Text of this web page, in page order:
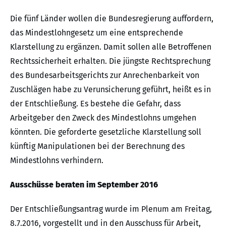
Die fünf Länder wollen die Bundesregierung auffordern,
das Mindestlohngesetz um eine entsprechende
Klarstellung zu ergänzen. Damit sollen alle Betroffenen
Rechtssicherheit erhalten. Die jüngste Rechtsprechung
des Bundesarbeitsgerichts zur Anrechenbarkeit von
Zuschlägen habe zu Verunsicherung geführt, heißt es in
der Entschließung. Es bestehe die Gefahr, dass
Arbeitgeber den Zweck des Mindestlohns umgehen
könnten. Die geforderte gesetzliche Klarstellung soll
künftig Manipulationen bei der Berechnung des
Mindestlohns verhindern.
Ausschüsse beraten im September 2016
Der Entschließungsantrag wurde im Plenum am Freitag,
8.7.2016, vorgestellt und in den Ausschuss für Arbeit,